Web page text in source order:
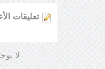
تعليقات
لا